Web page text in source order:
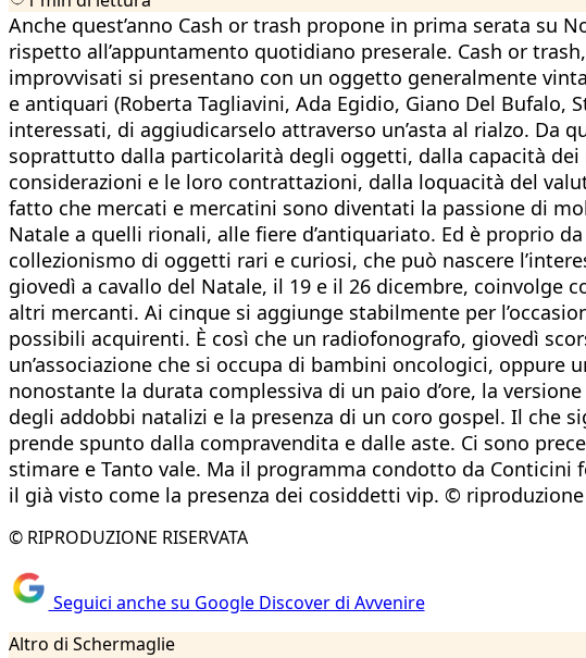
Anche quest’anno Cash or trash propone in prima serata su
rispetto all’appuntamento quotidiano preserale. Cash or
improvvisati si presentano con un oggetto generalmente
e antiquari (Roberta Tagliavini, Ada Egidio, Giano Del Bufalo,
interessati, di aggiudicarselo attraverso un’asta al rialzo.
soprattutto dalla particolarità degli oggetti, dalla capacità
considerazioni e le loro contrattazioni, dalla loquacità del
fatto che mercati e mercatini sono diventati la passione di
Natale a quelli rionali, alle fiere d’antiquariato. Ed è proprio
collezionismo di oggetti rari e curiosi, che può nascere
giovedì a cavallo del Natale, il 19 e il 26 dicembre, coinvolge
altri mercanti. Ai cinque si aggiunge stabilmente per
possibili acquirenti. È così che un radiofonografo, giovedì
un’associazione che si occupa di bambini oncologici, oppure
nonostante la durata complessiva di un paio d’ore, la
degli addobbi natalizi e la presenza di un coro gospel. Il che
prende spunto dalla compravendita e dalle aste. Ci sono
stimare e Tanto vale. Ma il programma condotto da
il già visto come la presenza dei cosiddetti vip. ©
© RIPRODUZIONE RISERVATA
Seguici anche su Google Discover di Avvenire
Altro di Schermaglie